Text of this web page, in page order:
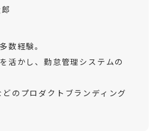
数経験。
活かし、勤怠管理システムの
のプロダクトブランディング